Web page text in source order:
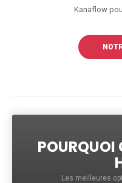
Kanaflow
Les meilleures